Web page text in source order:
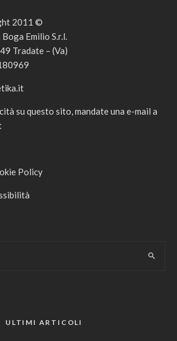
2011 ©
Emilio S.r.l.
Tradate – (Va)
su questo sito, mandate una e-mail a
Policy
ULTIMI ARTICOLI